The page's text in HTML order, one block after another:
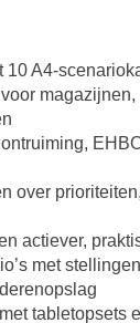
10 A4-
over
actiever,
met
tabletopsets